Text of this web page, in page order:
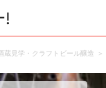
蔵見学・クラフトビール醸造